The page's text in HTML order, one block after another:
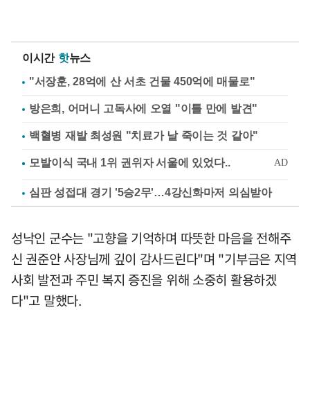
이시간 핫뉴스
"서장훈, 28억에 산 서초 건물 450억에 매물로"
방은희, 어머니 고독사에 오열 "이틀 만에 발견"
백혈병 재발 최성원 "치료가 날 죽이는 것 같아"
심판 성접대 경기 '5승2무'…4강신화마저 의심받아
성낙인 군수는 "고향을 기억하며 따뜻한 마음을 전해주
신 권준안 사장님께 깊이 감사드린다"며 "기부금은 지역
사회 발전과 주민 복지 증진을 위해 소중히 활용하겠
다"고 말했다.